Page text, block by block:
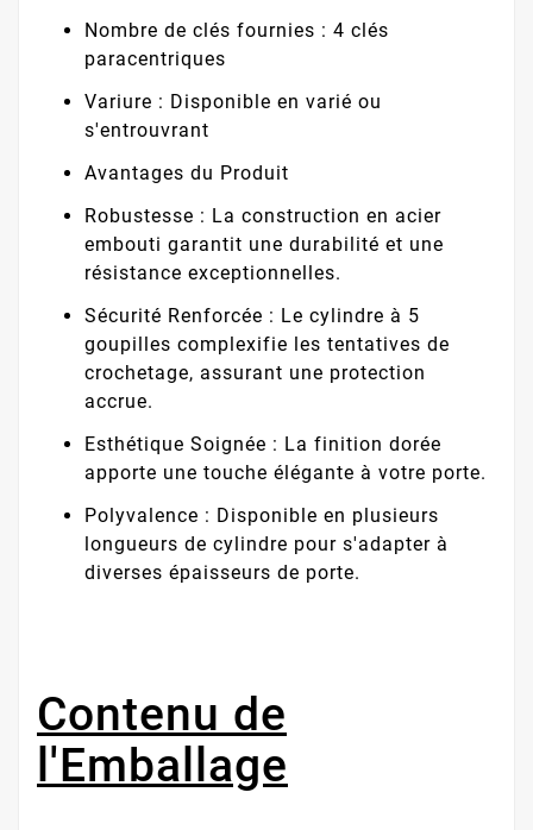
Nombre de clés fournies : 4 clés
paracentriques
Variure : Disponible en varié ou
s'entrouvrant
Avantages du Produit
Robustesse : La construction en acier
embouti garantit une durabilité et une
résistance exceptionnelles.
Sécurité Renforcée : Le cylindre à 5
goupilles complexifie les tentatives de
crochetage, assurant une protection
accrue.
Esthétique Soignée : La finition dorée
apporte une touche élégante à votre porte.
Polyvalence : Disponible en plusieurs
longueurs de cylindre pour s'adapter à
diverses épaisseurs de porte.
Contenu de
l'Emballage